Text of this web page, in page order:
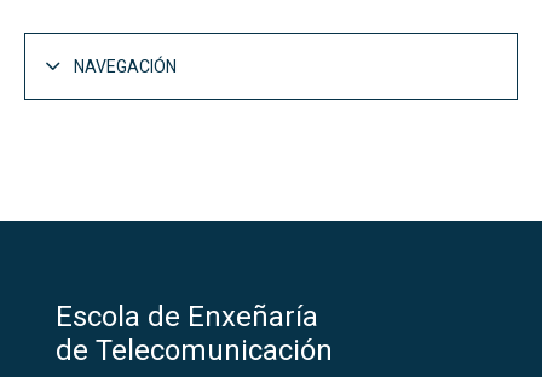
NAVEGACIÓN
Escola de Enxeñaría
de Telecomunicación